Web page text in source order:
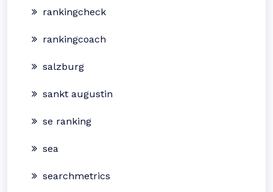
rankingcheck
rankingcoach
salzburg
sankt augustin
se ranking
sea
searchmetrics